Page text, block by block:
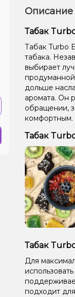
Описание
Табак
Табак Turbo
табака.
выбирает
продуманной
дольше
аромата. Он
обращении,
комфортным.
Табак
Табак
Для
подходит